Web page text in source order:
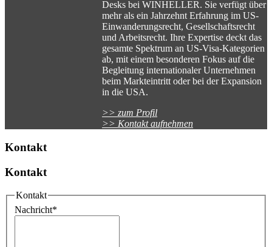
Desks bei WINHELLER. Sie verfügt über
mehr als ein Jahrzehnt Erfahrung im US-
Einwanderungsrecht, Gesellschaftsrecht
und Arbeitsrecht. Ihre Expertise deckt das
gesamte Spektrum an US-Visa-Kategorien
ab, mit einem besonderen Fokus auf die
Begleitung internationaler Unternehmen
beim Markteintritt oder bei der Expansion
in die USA.
>> zum Profil
>> Kontakt aufnehmen
Kontakt
Kontakt
Kontakt
Nachricht*